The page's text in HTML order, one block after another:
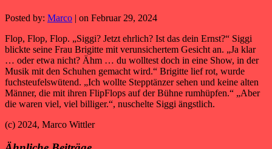
Posted by: Marco | on Februar 29, 2024
Flop, Flop, Flop. „Siggi? Jetzt ehrlich? Ist das dein Ernst?“ Siggi
blickte seine Frau Brigitte mit verunsichertem Gesicht an. „Ja klar
… oder etwa nicht? Ähm … du wolltest doch in eine Show, in der
Musik mit den Schuhen gemacht wird.“ Brigitte lief rot, wurde
fuchsteufelswütend. „Ich wollte Stepptänzer sehen und keine alten
Männer, die mit ihren FlipFlops auf der Bühne rumhüpfen.“ „Aber
die waren viel, viel billiger.“, nuschelte Siggi ängstlich.
(c) 2024, Marco Wittler